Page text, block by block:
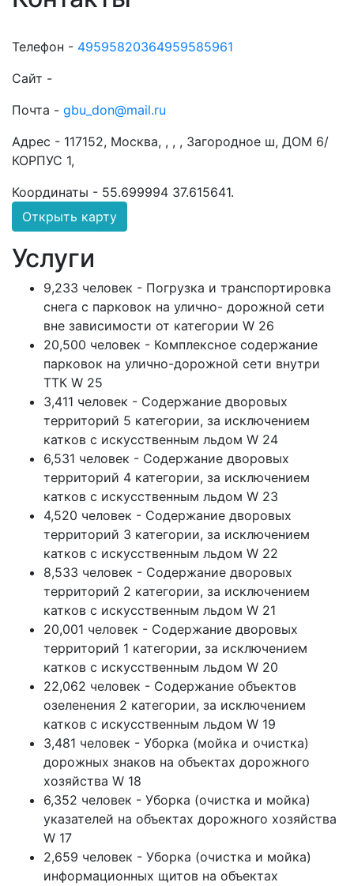
Телефон - 49595820364959585961
Сайт -
Почта - gbu_don@mail.ru
Адрес - 117152, Москва, , , , Загородное ш, ДОМ 6/
КОРПУС 1,
Координаты - 55.699994 37.615641.
Открыть карту
Услуги
9,233 человек - Погрузка и транспортировка
снега с парковок на улично- дорожной сети
вне зависимости от категории W 26
20,500 человек - Комплексное содержание
парковок на улично-дорожной сети внутри
ТТК W 25
3,411 человек - Содержание дворовых
территорий 5 категории, за исключением
катков с искусственным льдом W 24
6,531 человек - Содержание дворовых
территорий 4 категории, за исключением
катков с искусственным льдом W 23
4,520 человек - Содержание дворовых
территорий 3 категории, за исключением
катков с искусственным льдом W 22
8,533 человек - Содержание дворовых
территорий 2 категории, за исключением
катков с искусственным льдом W 21
20,001 человек - Содержание дворовых
территорий 1 категории, за исключением
катков с искусственным льдом W 20
22,062 человек - Содержание объектов
озеленения 2 категории, за исключением
катков с искусственным льдом W 19
3,481 человек - Уборка (мойка и очистка)
дорожных знаков на объектах дорожного
хозяйства W 18
6,352 человек - Уборка (очистка и мойка)
указателей на объектах дорожного хозяйства
W 17
2,659 человек - Уборка (очистка и мойка)
информационных щитов на объектах